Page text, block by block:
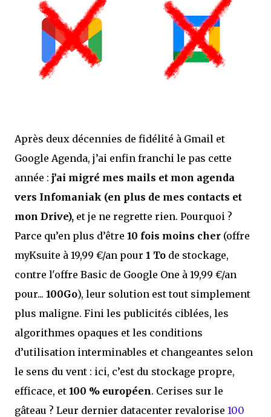
Après deux décennies de fidélité à Gmail et
Google Agenda, j’ai enfin franchi le pas cette
année : j’ai migré mes mails et mon agenda
vers Infomaniak (en plus de mes contacts et
mon Drive), et je ne regrette rien. Pourquoi ?
Parce qu’en plus d’être 10 fois moins cher (offre
myKsuite à 19,99 €/an pour 1 To de stockage,
contre l'offre Basic de Google One à 19,99 €/an
pour... 100Go), leur solution est tout simplement
plus maligne. Fini les publicités ciblées, les
algorithmes opaques et les conditions
d’utilisation interminables et changeantes selon
le sens du vent : ici, c’est du stockage propre,
efficace, et 100 % européen. Cerises sur le
gâteau ? Leur dernier datacenter revalorise 100